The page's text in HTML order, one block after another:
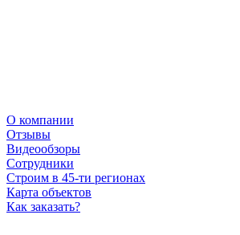
О компании
Отзывы
Видеообзоры
Сотрудники
Строим в 45-ти регионах
Карта объектов
Как заказать?